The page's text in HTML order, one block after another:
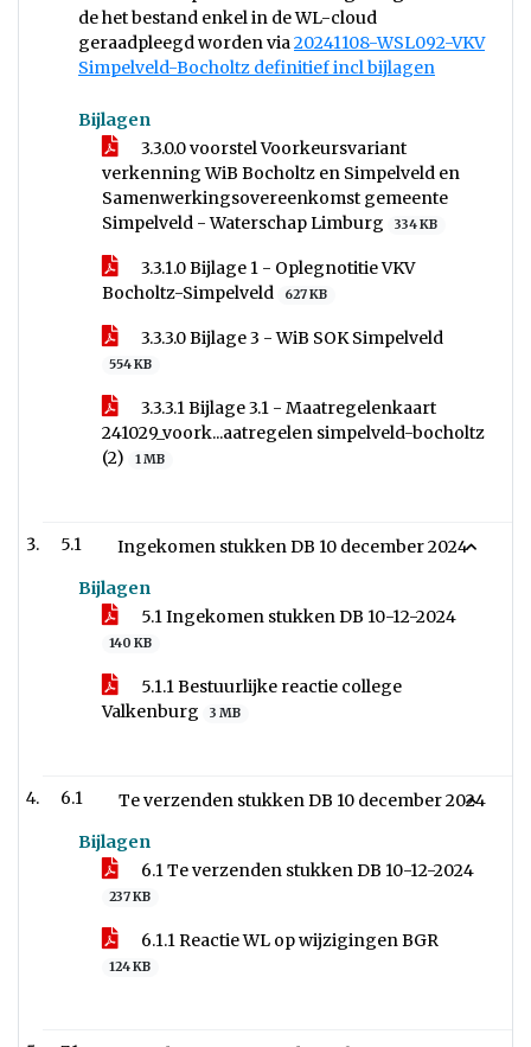
de het bestand enkel in de WL-cloud
geraadpleegd worden via20241108-WSL092-VKV
Simpelveld-Bocholtz definitief incl bijlagen
Bijlagen
3.3.0.0 voorstel Voorkeursvariant
verkenning WiB Bocholtz en Simpelveld en
Samenwerkingsovereenkomst gemeente
Simpelveld - Waterschap Limburg
334 KB
3.3.1.0 Bijlage 1 - Oplegnotitie VKV
Bocholtz-Simpelveld
627 KB
3.3.3.0 Bijlage 3 - WiB SOK Simpelveld
554 KB
3.3.3.1 Bijlage 3.1 - Maatregelenkaart
241029_voork...aatregelen simpelveld-bocholtz
(2)
1 MB
5.1
Ingekomen stukken DB 10 december 2024
Bijlagen
5.1 Ingekomen stukken DB 10-12-2024
140 KB
5.1.1 Bestuurlijke reactie college
Valkenburg
3 MB
6.1
Te verzenden stukken DB 10 december 2024
Bijlagen
6.1 Te verzenden stukken DB 10-12-2024
237 KB
6.1.1 Reactie WL op wijzigingen BGR
124 KB